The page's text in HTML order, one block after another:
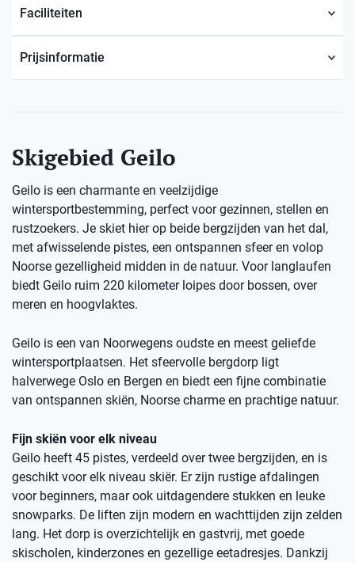
Faciliteiten
Prijsinformatie
Skigebied Geilo
Geilo is een charmante en veelzijdige
wintersportbestemming, perfect voor gezinnen, stellen en
rustzoekers. Je skiet hier op beide bergzijden van het dal,
met afwisselende pistes, een ontspannen sfeer en volop
Noorse gezelligheid midden in de natuur. Voor langlaufen
biedt Geilo ruim 220 kilometer loipes door bossen, over
meren en hoogvlaktes.
Geilo is een van Noorwegens oudste en meest geliefde
wintersportplaatsen. Het sfeervolle bergdorp ligt
halverwege Oslo en Bergen en biedt een fijne combinatie
van ontspannen skiën, Noorse charme en prachtige natuur.
Fijn skiën voor elk niveau
Geilo heeft 45 pistes, verdeeld over twee bergzijden, en is
geschikt voor elk niveau skiër. Er zijn rustige afdalingen
voor beginners, maar ook uitdagendere stukken en leuke
snowparks. De liften zijn modern en wachttijden zijn zelden
lang. Het dorp is overzichtelijk en gastvrij, met goede
skischolen, kinderzones en gezellige eetadresjes. Dankzij